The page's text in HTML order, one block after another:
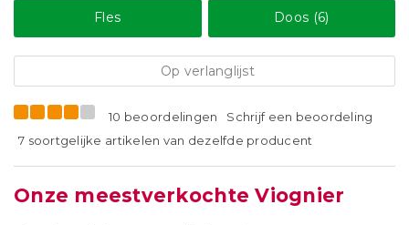
Fles Doos (6)
Op verlanglijst
10 beoordelingen
Schrijf een beoordeling
7 soortgelijke artikelen van dezelfde producent
Onze meestverkochte Viognier